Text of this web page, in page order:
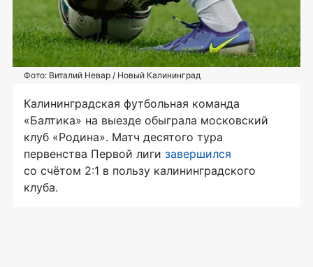
Фото: Виталий Невар / Новый Калининград
Калининградская футбольная команда
«Балтика» на выезде обыграла московский
клуб «Родина». Матч десятого тура
первенства Первой лиги завершился
со счётом 2:1 в пользу калининградского
клуба.